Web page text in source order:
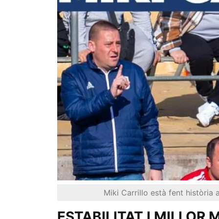
Miki Carrillo està fent història